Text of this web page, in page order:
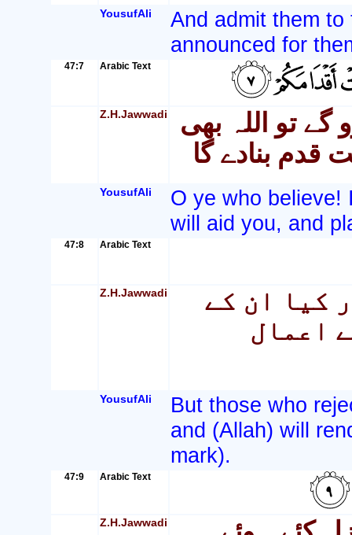
YousufAli
And admit them
announced for
47:7 Arabic Text
Z.H.Jawwadi
گے تو اللہ بھی
قدم بنادے گا
YousufAli
O ye who believe!
will aid you, and
47:8 Arabic Text
Z.H.Jawwadi
کیا ان کے
اعمال
YousufAli
But those who
and (Allah) will
mark).
47:9 Arabic Text
Z.H.Jawwadi